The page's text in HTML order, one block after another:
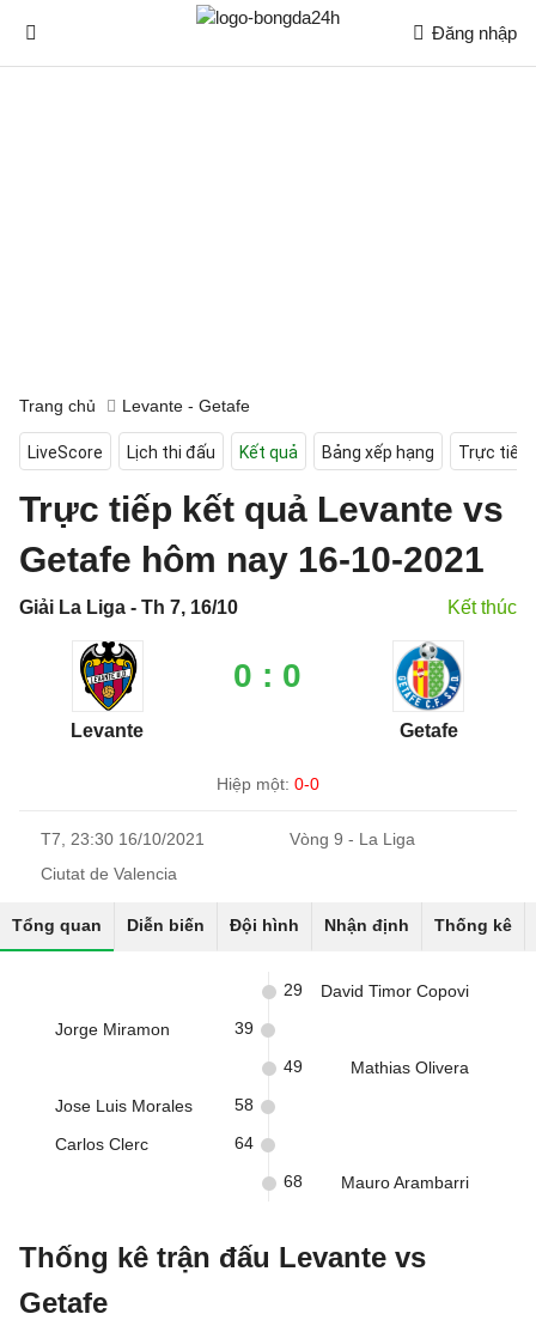
Đăng nhập
Trang chủ Levante - Getafe
LiveScore Lịch thi đấu Kết quả Bảng xếp hạng Trực tiếp
Trực tiếp kết quả Levante vs
Getafe hôm nay 16-10-2021
Giải La Liga - Th 7, 16/10 Kết thúc
Levante
0 : 0
Getafe
Hiệp một: 0-0
T7, 23:30 16/10/2021
Vòng 9 - La Liga
Ciutat de Valencia
Tổng quan Diễn biến Đội hình Nhận định Thống kê
David Timor Copovi
29
Jorge Miramon 39
Mathias Olivera
49
Jose Luis Morales 58
Carlos Clerc 64
Mauro Arambarri
68
Thống kê trận đấu Levante vs
Getafe